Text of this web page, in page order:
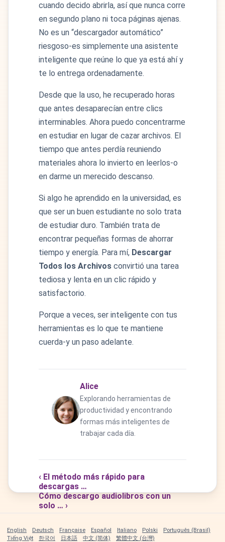
cuando decido abrirla, así que nunca corre
en segundo plano ni toca páginas ajenas.
No es un “descargador automático”
riesgoso-es simplemente una asistente
inteligente que reúne lo que ya está ahí y
te lo entrega ordenadamente.
Desde que la uso, he recuperado horas
que antes desaparecían entre clics
interminables. Ahora puedo concentrarme
en estudiar en lugar de cazar archivos. El
tiempo que antes perdía reuniendo
materiales ahora lo invierto en leerlos-o
en darme un merecido descanso.
Si algo he aprendido en la universidad, es
que ser un buen estudiante no solo trata
de estudiar duro. También trata de
encontrar pequeñas formas de ahorrar
tiempo y energía. Para mí, Descargar
Todos los Archivos convirtió una tarea
tediosa y lenta en un clic rápido y
satisfactorio.
Porque a veces, ser inteligente con tus
herramientas es lo que te mantiene
cuerda-y un paso adelante.
Alice
Explorando herramientas de
productividad y encontrando
formas más inteligentes de
trabajar cada día.
‹ El método más rápido para
descargas …
Cómo descargo audiolibros con un
solo … ›
English Deutsch Française Español Italiano Polski
Português (Brasil)
Tiếng Việt
한국어 日本語 中文 (简体) 繁體中文 (台灣)